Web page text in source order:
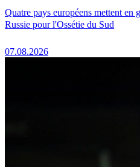
Quatre pays européens mettent en
Russie pour l'Ossétie du Sud
07.08.2026